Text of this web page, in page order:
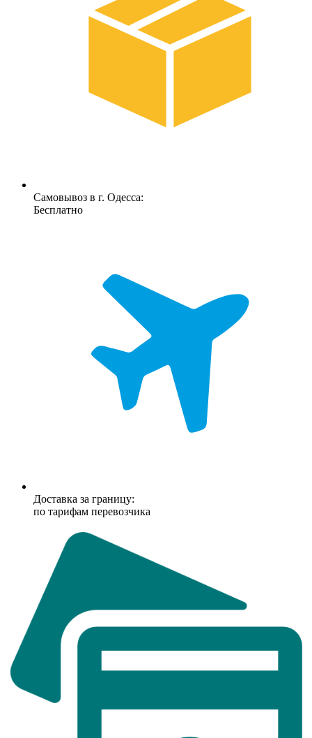
Самовывоз в г. Одесса:
Бесплатно
Доставка за границу:
по тарифам перевозчика